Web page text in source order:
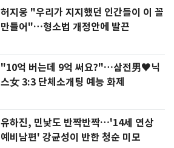
허지웅 "우리가 지지했던 인간들이 이 꼴
만들어"…형소법 개정안에 발끈
"10억 버는데 9억 써요?"…삼전男♥닉
스女 3:3 단체소개팅 예능 화제
유하진, 민낯도 반짝반짝…'14세 연상
예비남편' 강균성이 반한 청순 미모